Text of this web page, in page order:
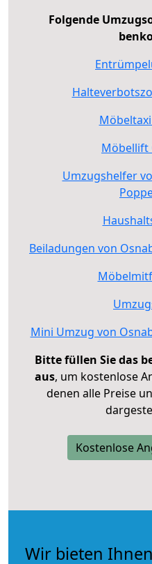
Folgende
Möbellift
Umzugshelfer
Beiladungen von
Mini Umzug von
Bitte füllen Sie das
aus, um kostenlose
denen alle Preise
Kostenlose
Wir bieten